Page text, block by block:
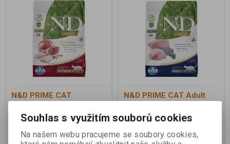
N&D PRIME CAT
Pomegranate 300g
141 Kč
N&D PRIME CAT Adult
141 Kč
Souhlas s využitím souborů cookies
Na našem webu pracujeme se soubory cookies,